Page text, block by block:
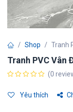
Shop Tranh
Tranh PVC Vân
(0
Yêu thích